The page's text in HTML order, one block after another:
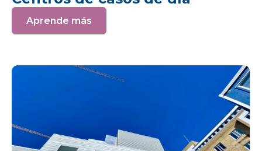
Aprende más